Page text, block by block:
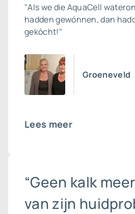
"Als we die AquaCell
hadden gewónnen, dan
gekócht!"
Groeneveld
Lees meer
“Geen kalk
van zijn